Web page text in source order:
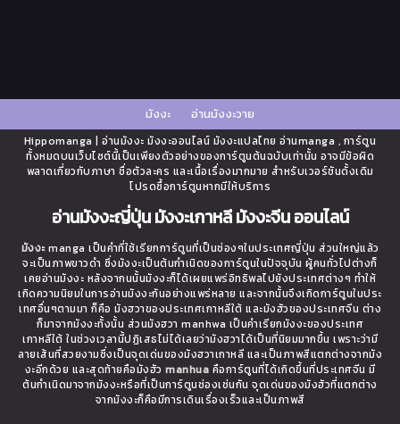
มังงะ อ่านมังงะวาย
Hippomanga | อ่านมังงะ มังงะออนไลน์ มังงะแปลไทย อ่านmanga , การ์ตูน
ทั้งหมดบนเว็บไซต์นี้เป็นเพียงตัวอย่างของการ์ตูนต้นฉบับเท่านั้น อาจมีข้อผิด
พลาดเกี่ยวกับภาษา ชื่อตัวละคร และเนื้อเรื่องมากมาย สำหรับเวอร์ชันดั้งเดิม
โปรดซื้อการ์ตูนหากมีให้บริการ
อ่านมังงะญี่ปุ่น มังงะเกาหลี มังงะจีน ออนไลน์
มังงะmanga เป็นคำที่ใช้เรียกการ์ตูนที่เป็นช่องๆในประเทศญี่ปุ่น ส่วนใหญ่แล้ว
จะเป็นภาพขาวดำ ซึ่งมังงะเป็นต้นกำเนิดของการ์ตูนในปัจจุบัน ผู้คนทั่วไปต่างก็
เคยอ่านมังงะ หลังจากนนั้นมังงะก็ได้เผยแพร่อิทธิพลไปยังประเทศต่างๆ ทำให้
เกิดความนิยมในการอ่านมังงะกันอย่างแพร่หลาย และจากนั้นจึงเกิดการ์ตูนในประ
เทศอื่นๆตามมา ก็คือ มังฮวาของประเทศเกาหลีใต้ และมังฮัวของประเทศจีน ต่าง
ก็มาจากมังงะทั้งนั้น ส่วนมังฮวา manhwa เป็นคำเรียกมังงะของประเทศ
เกาหลีใต้ ในช่วงเวลานี้ปฏิเสธไม่ได้เลยว่ามังฮวาได้เป็นที่นิยมมากขึ้น เพราะว่ามี
ลายเส้นที่สวยงามซึ่งเป็นจุดเด่นของมังฮวาเกาหลี และเป็นภาพสีแตกต่างจากมัง
งะอีกด้วย และสุดท้ายคือมังฮัว manhua คือการ์ตูนที่ได้เกิดขึ้นที่ประเทศจีน มี
ต้นกำเนิดมาจากมังงะหรือที่เป็นการ์ตูนช่องเช่นกัน จุดเด่นของมังฮัวที่แตกต่าง
จากมังงะก็คือมีการเดินเรื่องเร็วและเป็นภาพสี